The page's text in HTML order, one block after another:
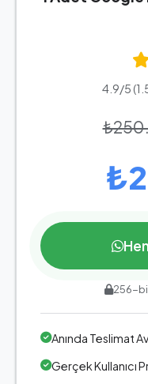
4.9/5
256-
Anında Teslimat
Gerçek Kullanıcı